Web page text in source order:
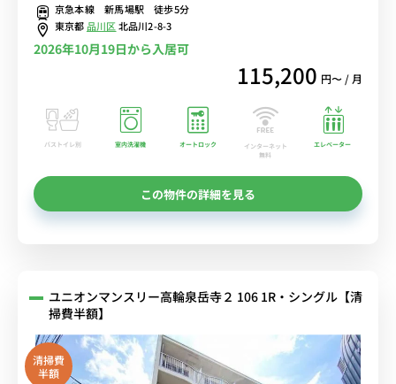
京急本線 新馬場駅 徒歩5分
東京都品川区北品川2-8-3
2026年10月19日から入居可
115,200 円〜 / 月
バストイレ別 室内洗濯機 オートロック
インターネット
無料
エレベーター
この物件の詳細を見る
ユニオンマンスリー高輪泉岳寺２ 106 1R・シングル【清
掃費半額】
清掃費
半額